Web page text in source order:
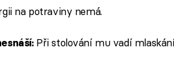
na potraviny nemá.
Při stolování mu vadí